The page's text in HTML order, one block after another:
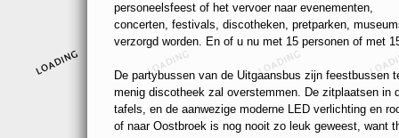
personeelsfeest of het vervoer naar evenementen,
concerten, festivals, discotheken, pretparken,
verzorgd worden. En of u nu met 15 personen of met
De partybussen van de Uitgaansbus zijn feestbussen
menig discotheek zal overstemmen. De zitplaatsen
tafels, en de aanwezige moderne LED verlichting en
of naar Oostbroek is nog nooit zo leuk geweest, want